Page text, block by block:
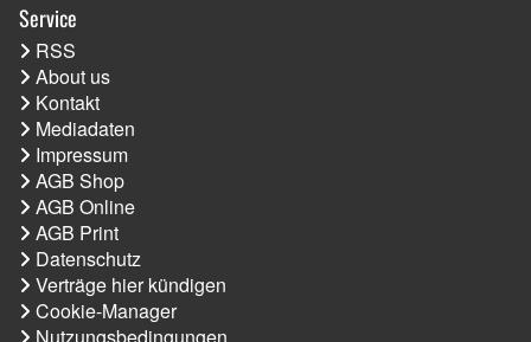
Service
RSS
About us
Kontakt
Mediadaten
Impressum
AGB Shop
AGB Online
AGB Print
Datenschutz
Verträge hier kündigen
Cookie-Manager
Nutzungsbedingungen